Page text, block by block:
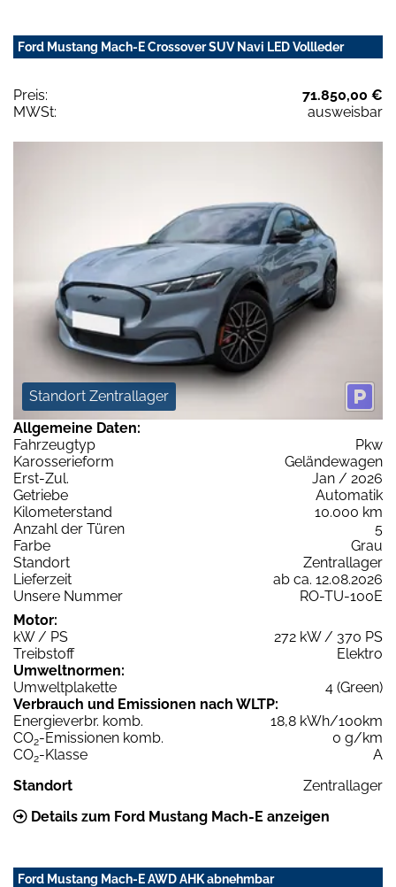
Ford Mustang Mach-E Crossover SUV Navi LED Vollleder
Preis:
71.850,00 €
MWSt:
ausweisbar
Standort Zentrallager
Allgemeine Daten:
Fahrzeugtyp
Pkw
Karosserieform
Geländewagen
Erst-Zul.
Jan / 2026
Getriebe
Automatik
Kilometerstand
10.000 km
Anzahl der Türen
5
Farbe
Grau
Standort
Zentrallager
Lieferzeit
ab ca. 12.08.2026
Unsere Nummer
RO-TU-100E
Motor:
kW / PS
272 kW / 370 PS
Treibstoff
Elektro
Umweltnormen:
Umweltplakette
4 (Green)
Verbrauch und Emissionen nach WLTP:
Energieverbr. komb.
18,8 kWh/100km
CO2-Emissionen komb.
0 g/km
CO2-Klasse
A
Standort
Zentrallager
Details zum Ford Mustang Mach-E anzeigen
Ford Mustang Mach-E AWD AHK abnehmbar